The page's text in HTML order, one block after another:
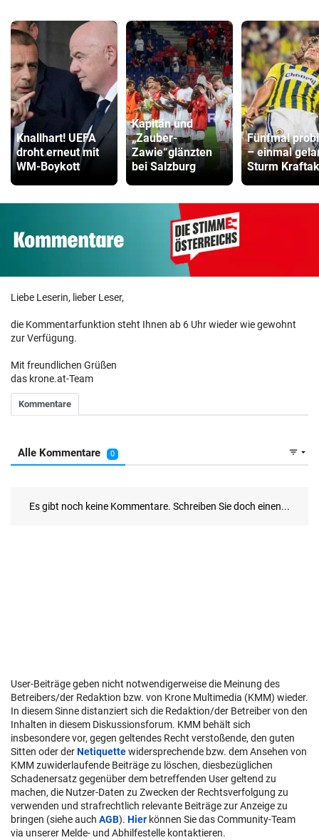
Knallhart! UEFA
droht erneut mit
WM-Boykott
Kapitän und
„Zauber-
Zawie“glänzten
bei Salzburg
Fünfmal
– einmal
Sturm
Liebe Leserin, lieber Leser,
die Kommentarfunktion steht Ihnen ab 6 Uhr wieder wie gewohnt
zur Verfügung.
Mit freundlichen Grüßen
das krone.at-Team
User-Beiträge geben nicht notwendigerweise die Meinung des
Betreibers/der Redaktion bzw. von Krone Multimedia (KMM) wieder.
In diesem Sinne distanziert sich die Redaktion/der Betreiber von den
Inhalten in diesem Diskussionsforum. KMM behält sich
insbesondere vor, gegen geltendes Recht verstoßende, den guten
Sitten oder derNetiquettewidersprechende bzw. dem Ansehen von
KMM zuwiderlaufende Beiträge zu löschen, diesbezüglichen
Schadenersatz gegenüber dem betreffenden User geltend zu
machen, die Nutzer-Daten zu Zwecken der Rechtsverfolgung zu
verwenden und strafrechtlich relevante Beiträge zur Anzeige zu
bringen (siehe auch AGB). Hier können Sie das Community-Team
via unserer Melde- und Abhilfestelle kontaktieren.